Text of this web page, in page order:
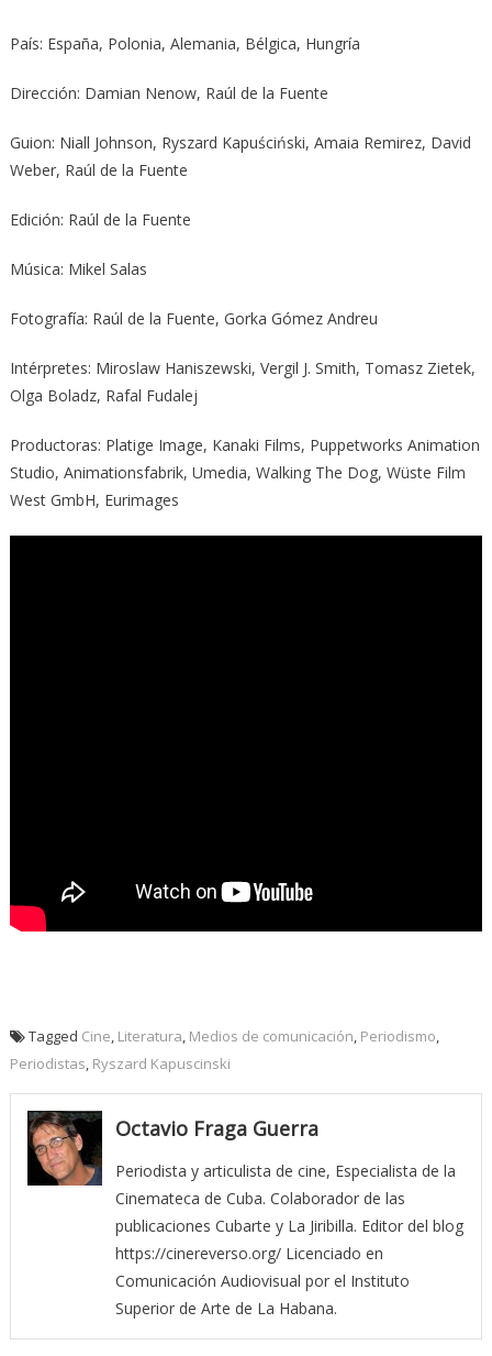
País: España, Polonia, Alemania, Bélgica, Hungría
Dirección: Damian Nenow, Raúl de la Fuente
Guion: Niall Johnson, Ryszard Kapuściński, Amaia Remirez, David
Weber, Raúl de la Fuente
Edición: Raúl de la Fuente
Música: Mikel Salas
Fotografía: Raúl de la Fuente, Gorka Gómez Andreu
Intérpretes: Miroslaw Haniszewski, Vergil J. Smith, Tomasz Zietek,
Olga Boladz, Rafal Fudalej
Productoras: Platige Image, Kanaki Films, Puppetworks Animation
Studio, Animationsfabrik, Umedia, Walking The Dog, Wüste Film
West GmbH, Eurimages
Tagged Cine, Literatura, Medios de comunicación, Periodismo,
Periodistas, Ryszard Kapuscinski
Octavio Fraga Guerra
Periodista y articulista de cine, Especialista de la
Cinemateca de Cuba. Colaborador de las
publicaciones Cubarte y La Jiribilla. Editor del blog
https://cinereverso.org/ Licenciado en
Comunicación Audiovisual por el Instituto
Superior de Arte de La Habana.